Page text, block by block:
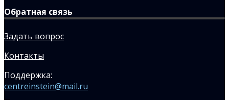
Обратная связь
Задать вопрос
Контакты
Поддержка:
centreinstein@mail.ru